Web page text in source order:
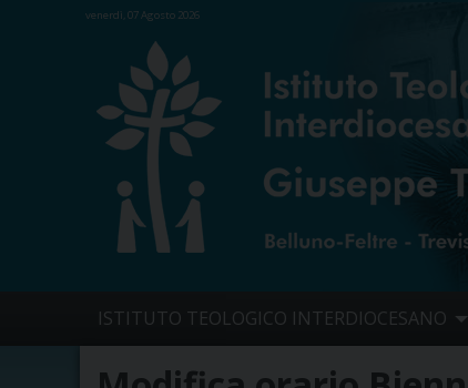
venerdì, 07 Agosto 2026
ISTITUTO TEOLOGICO INTERDIOCESANO